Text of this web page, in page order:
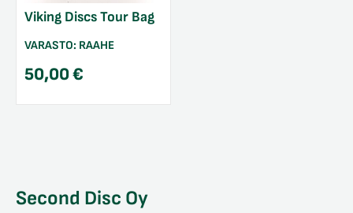
Viking Discs Tour Bag
VARASTO: RAAHE
50,00€
Second Disc Oy